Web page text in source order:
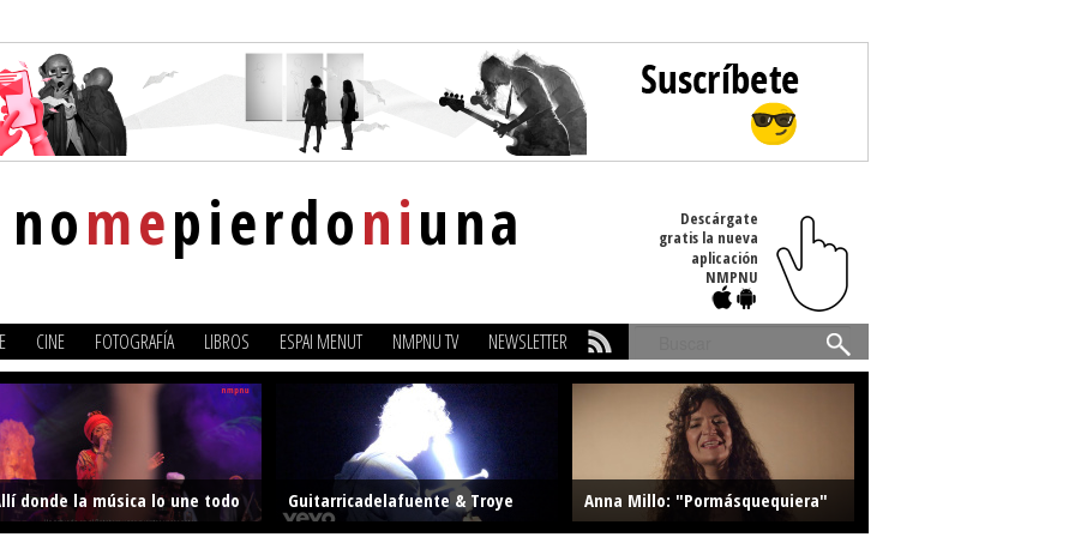
nomepierdoniuna
Descárgate
gratis la nueva
aplicación
NMPNU
CINE FOTOGRAFÍA LIBROS ESPAI MENUT NMPNU TV NEWSLETTER
Buscar
donde la música lo une todo
Guitarricadelafuente & Troye
Anna Millo: "Pormásquequiera"